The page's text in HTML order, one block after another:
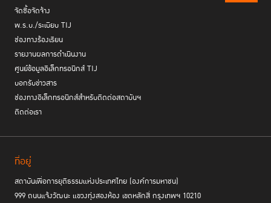
จัดซื้อจัดจ้าง
พ.ร.บ./ระเบียบ TIJ
ช่องทางร้องเรียน
รายงานผลการดำเนินงาน
ศูนย์ข้อมูลอิเล็กทรอนิกส์ TIJ
บอกรับข่าวสาร
ช่องทางอิเล็กทรอนิกส์สำหรับติดต่อสถาบันฯ
ติดต่อเรา
ที่อยู่
สถาบันเพื่อการยุติธรรมแห่งประเทศไทย (องค์การมหาชน)
999 ถนนแจ้งวัฒนะ แขวงทุ่งสองห้อง เขตหลักสี่ กรุงเทพฯ 10210